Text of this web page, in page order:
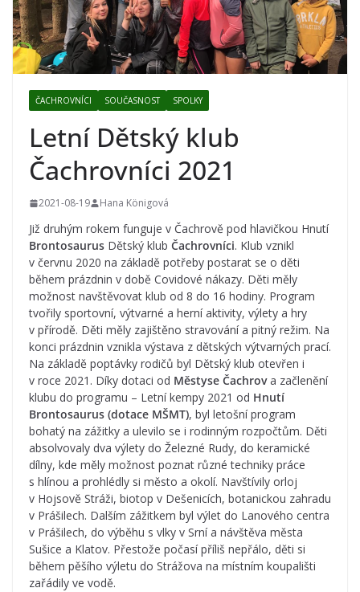
ČACHROVNÍCI SOUČASNOST SPOLKY
Letní Dětský klub
Čachrovníci 2021
2021-08-19 Hana Königová
Již druhým rokem funguje v Čachrově pod hlavičkou Hnutí
Brontosaurus Dětský klub Čachrovníci. Klub vznikl
v červnu 2020 na základě potřeby postarat se o děti
během prázdnin v době Covidové nákazy. Děti měly
možnost navštěvovat klub od 8 do 16 hodiny. Program
tvořily sportovní, výtvarné a herní aktivity, výlety a hry
v přírodě. Děti měly zajištěno stravování a pitný režim. Na
konci prázdnin vznikla výstava z dětských výtvarných prací.
Na základě poptávky rodičů byl Dětský klub otevřen i
v roce 2021. Díky dotaci od Městyse Čachrova začlenění
klubu do programu – Letní kempy 2021 od Hnutí
Brontosaurus (dotace MŠMT), byl letošní program
bohatý na zážitky a ulevilo se i rodinným rozpočtům. Děti
absolvovaly dva výlety do Železné Rudy, do keramické
dílny, kde měly možnost poznat různé techniky práce
s hlínou a prohlédly si město a okolí. Navštívily orloj
v Hojsově Stráži, biotop v Dešenicích, botanickou zahradu
v Prášilech. Dalším zážitkem byl výlet do Lanového centra
v Prášilech, do výběhu s vlky v Srní a návštěva města
Sušice a Klatov. Přestože počasí příliš nepřálo, děti si
během pěšího výletu do Strážova na místním koupališti
zařádily ve vodě.